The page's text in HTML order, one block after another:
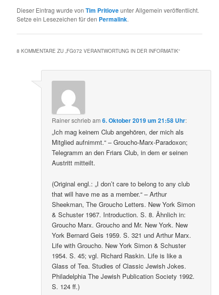
Dieser Eintrag wurde vonTim Pritloveunter Allgemein veröffentlicht.
Setze ein Lesezeichen für den Permalink.
8 KOMMENTARE ZU „FG072 VERANTWORTUNG IN DER INFORMATIK“
Rainerschriebam6. Oktober 2019 um 21:58 Uhr:
„Ich mag keinem Club angehören, der mich als
Mitglied aufnimmt.“ – Groucho-Marx-Paradoxon;
Telegramm an den Friars Club, in dem er seinen
Austritt mitteilt.
(Original engl.: „I don’t care to belong to any club
that will have me as a member.“ – Arthur
Sheekman, The Groucho Letters. New York Simon
& Schuster 1967. Introduction. S. 8. Ähnlich in:
Groucho Marx. Groucho and Mr. New York. New
York Bernard Geis 1959. S. 321 und Arthur Marx.
Life with Groucho. New York Simon & Schuster
1954. S. 45; vgl. Richard Raskin. Life is like a
Glass of Tea. Studies of Classic Jewish Jokes.
Philadelphia The Jewish Publication Society 1992.
S. 124 ff.)